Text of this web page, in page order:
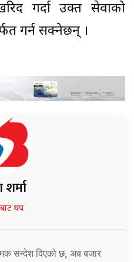
गर्दा उक्त सेवाको
गर्न सक्नेछन् ।
थप
सन्देश दिएको छ, अब बजार